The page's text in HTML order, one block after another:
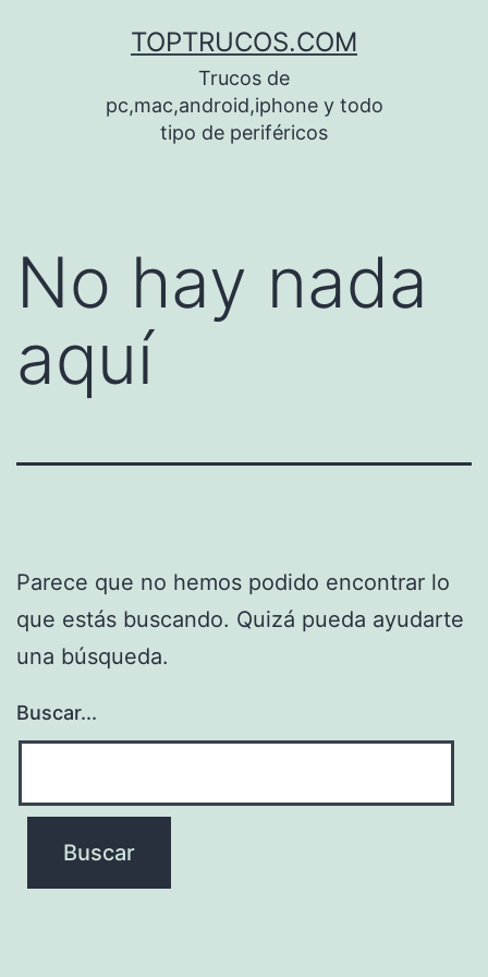
TOPTRUCOS.COM
Trucos de
pc,mac,android,iphone y todo
tipo de periféricos
No hay nada
aquí
Parece que no hemos podido encontrar lo
que estás buscando. Quizá pueda ayudarte
una búsqueda.
Buscar...